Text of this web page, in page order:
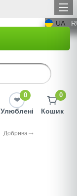
UA
0
Улюблені
0
Кошик
Добрива